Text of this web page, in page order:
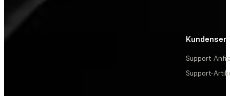
Support-
Support-